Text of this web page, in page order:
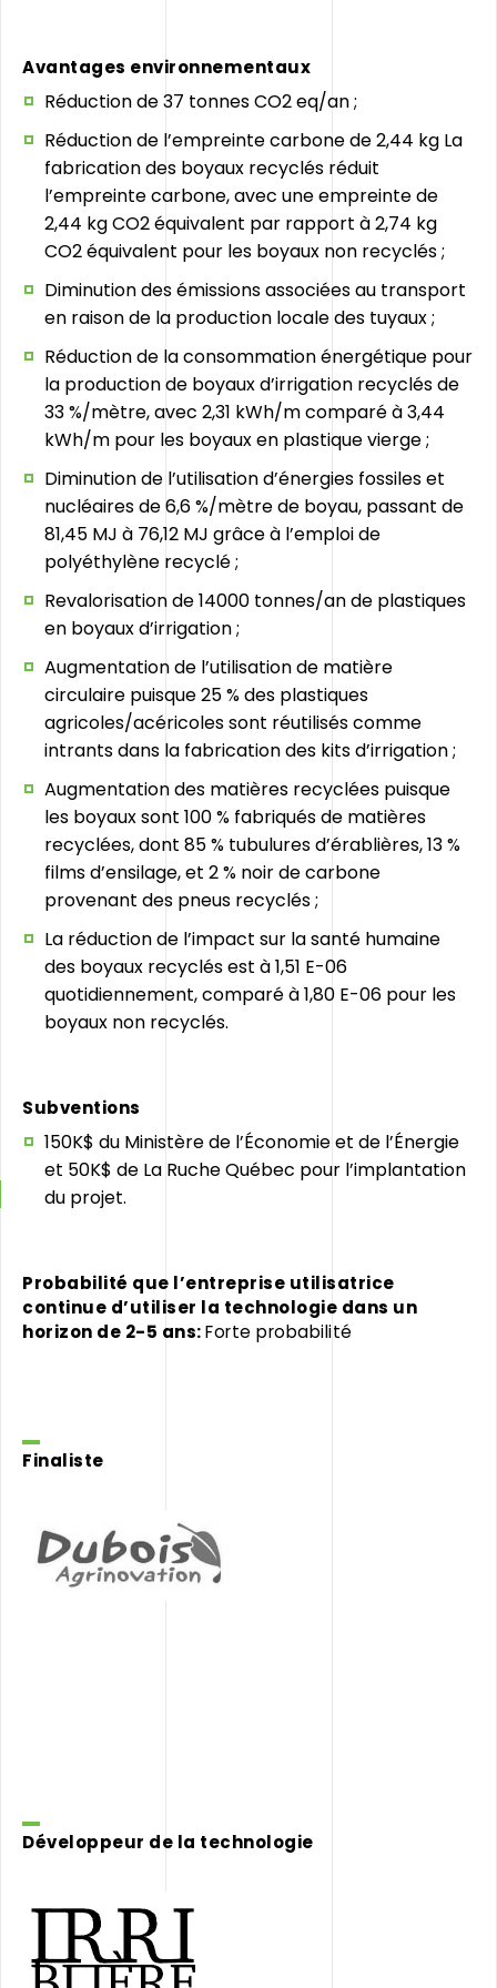
Avantages environnementaux
Réduction de 37 tonnes CO2 eq/an ;
Réduction de l’empreinte carbone de 2,44 kg La
fabrication des boyaux recyclés réduit
l’empreinte carbone, avec une empreinte de
2,44 kg CO2 équivalent par rapport à 2,74 kg
CO2 équivalent pour les boyaux non recyclés ;
Diminution des émissions associées au transport
en raison de la production locale des tuyaux ;
Réduction de la consommation énergétique pour
la production de boyaux d’irrigation recyclés de
33 %/mètre, avec 2,31 kWh/m comparé à 3,44
kWh/m pour les boyaux en plastique vierge ;
Diminution de l’utilisation d’énergies fossiles et
nucléaires de 6,6 %/mètre de boyau, passant de
81,45 MJ à 76,12 MJ grâce à l’emploi de
polyéthylène recyclé ;
Revalorisation de 14000 tonnes/an de plastiques
en boyaux d’irrigation ;
Augmentation de l’utilisation de matière
circulaire puisque 25 % des plastiques
agricoles/acéricoles sont réutilisés comme
intrants dans la fabrication des kits d’irrigation ;
Augmentation des matières recyclées puisque
les boyaux sont 100 % fabriqués de matières
recyclées, dont 85 % tubulures d’érablières, 13 %
films d’ensilage, et 2 % noir de carbone
provenant des pneus recyclés ;
La réduction de l’impact sur la santé humaine
des boyaux recyclés est à 1,51 E-06
quotidiennement, comparé à 1,80 E-06 pour les
boyaux non recyclés.
Subventions
150K$ du Ministère de l’Économie et de l’Énergie
et 50K$ de La Ruche Québec pour l’implantation
du projet.
Probabilité que l’entreprise utilisatrice
continue d’utiliser la technologie dans un
horizon de 2-5 ans:Forte probabilité
Finaliste
Développeur de la technologie